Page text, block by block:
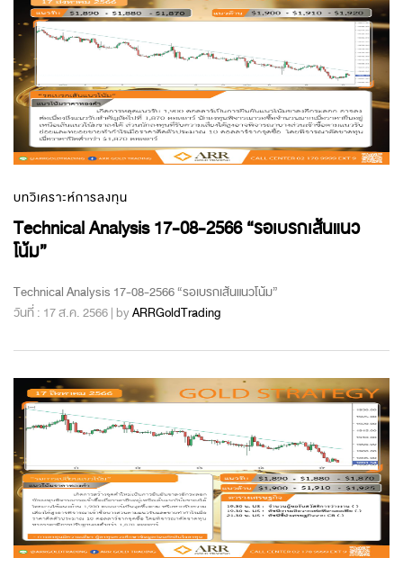
บทวิเคราะห์การลงทุน
Technical Analysis 17-08-2566 “รอเบรกเส้นแนว
โน้ม”
Technical Analysis 17-08-2566 “รอเบรกเส้นแนวโน้ม”
วันที่ : 17 ส.ค. 2566 | byARRGoldTrading